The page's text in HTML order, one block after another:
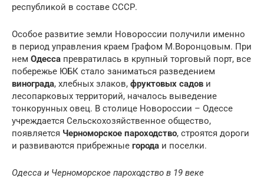
республикой в составе СССР.
Особое развитие земли Новороссии получили именно
в период управления краем Графом М.Воронцовым. При
нем Одесса превратилась в крупный торговый порт, все
побережье ЮБК стало заниматься разведением
винограда, хлебных злаков, фруктовых садов и
лесопарковых территорий, началось выведение
тонкорунных овец. В столице Новороссии – Одессе
учреждается Сельскохозяйственное общество,
появляется Черноморское пароходство, строятся дороги
и развиваются прибрежные города и поселки.
Одесса и Черноморское пароходство в 19 веке